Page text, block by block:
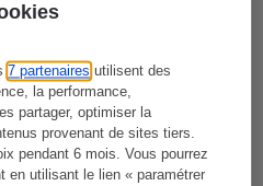
7 partenaires utilisent des
la performance,
partager, optimiser la
provenant de sites tiers.
pendant 6 mois. Vous pourrez
en utilisant le lien « paramétrer
Box Internet - Les
des FAI (fibre & ADSL)
d’accès à Internet